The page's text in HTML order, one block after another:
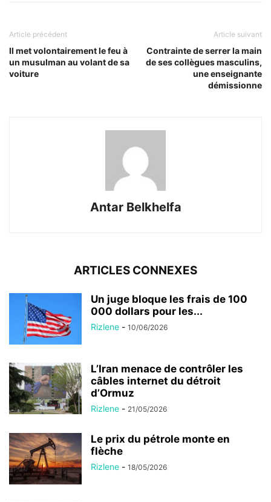
Article précédent
Il met volontairement le feu à
un musulman au volant de sa
voiture
Article suivant
Contrainte de serrer la main
de ses collègues masculins,
une enseignante
démissionne
Antar Belkhelfa
ARTICLES CONNEXES
Un juge bloque les frais de 100
000 dollars pour les...
Rizlene - 10/06/2026
L’Iran menace de contrôler les
câbles internet du détroit
d’Ormuz
Rizlene - 21/05/2026
Le prix du pétrole monte en
flèche
Rizlene - 18/05/2026